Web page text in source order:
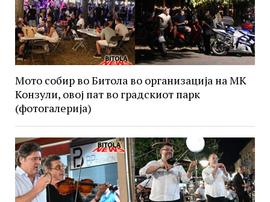
Мото собир во Битола во организација на МК
Конзули, овој пат во градскиот парк
(фотогалерија)